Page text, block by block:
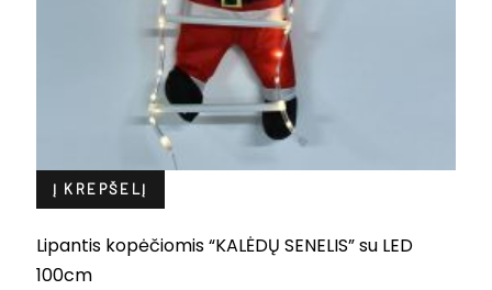
Į KREPŠELĮ
Lipantis kopėčiomis “KALĖDŲ SENELIS” su LED
100cm